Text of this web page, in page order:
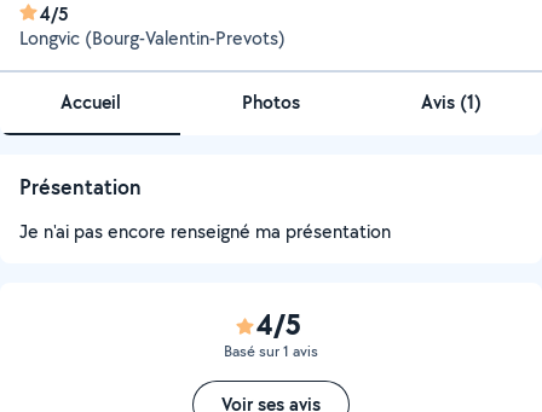
4/5
Longvic (Bourg-Valentin-Prevots)
Accueil Photos Avis (1)
Présentation
Je n'ai pas encore renseigné ma présentation
4/5
Basé sur 1 avis
Voir ses avis